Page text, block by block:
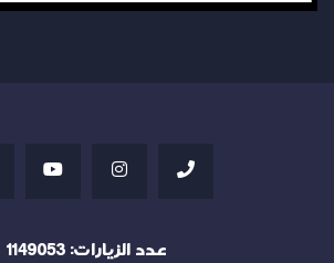
عدد الزيارات: 1149053